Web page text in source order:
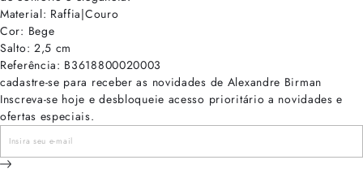
Material: Raffia|Couro
Cor: Bege
Salto: 2,5 cm
Referência: B3618800020003
cadastre-se para receber as novidades de Alexandre Birman
Inscreva-se hoje e desbloqueie acesso prioritário a novidades e
ofertas especiais.